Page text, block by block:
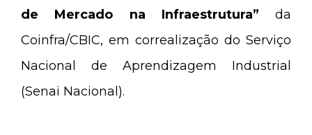
de Mercado na Infraestrutura” da
Coinfra/CBIC, em correalização do Serviço
Nacional de Aprendizagem Industrial
(Senai Nacional).